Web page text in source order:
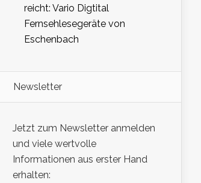
reicht: Vario Digtital
Fernsehlesegeräte von
Eschenbach
Newsletter
Jetzt zum Newsletter anmelden
und viele wertvolle
Informationen aus erster Hand
erhalten: